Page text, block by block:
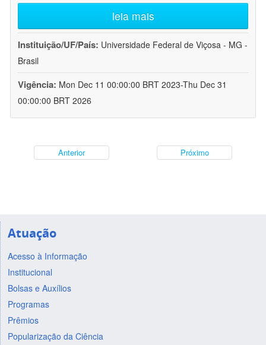
leia mais
Instituição/UF/País: Universidade Federal de Viçosa - MG -
Brasil
Vigência: Mon Dec 11 00:00:00 BRT 2023-Thu Dec 31
00:00:00 BRT 2026
Anterior Próximo
Atuação
Acesso à Informação
Institucional
Bolsas e Auxílios
Programas
Prêmios
Popularização da Ciência